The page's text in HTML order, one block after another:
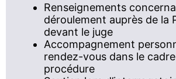
Renseignements
déroulement auprès de la
devant le juge
Accompagnement
rendez-vous dans le
procédure